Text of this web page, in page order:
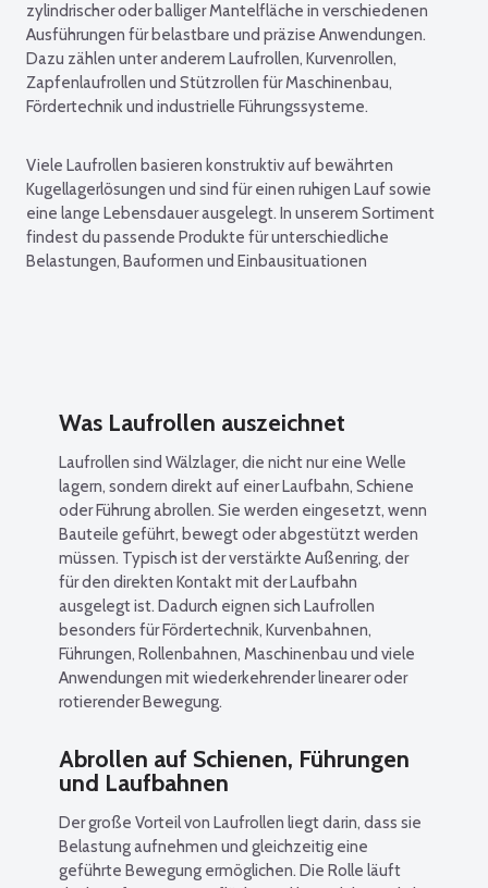
zylindrischer oder balliger Mantelfläche in verschiedenen
Ausführungen für belastbare und präzise Anwendungen.
Dazu zählen unter anderem Laufrollen, Kurvenrollen,
Zapfenlaufrollen und Stützrollen für Maschinenbau,
Fördertechnik und industrielle Führungssysteme.
Viele Laufrollen basieren konstruktiv auf bewährten
Kugellagerlösungen und sind für einen ruhigen Lauf sowie
eine lange Lebensdauer ausgelegt. In unserem Sortiment
findest du passende Produkte für unterschiedliche
Belastungen, Bauformen und Einbausituationen
Was Laufrollen auszeichnet
Laufrollen sind Wälzlager, die nicht nur eine Welle
lagern, sondern direkt auf einer Laufbahn, Schiene
oder Führung abrollen. Sie werden eingesetzt, wenn
Bauteile geführt, bewegt oder abgestützt werden
müssen. Typisch ist der verstärkte Außenring, der
für den direkten Kontakt mit der Laufbahn
ausgelegt ist. Dadurch eignen sich Laufrollen
besonders für Fördertechnik, Kurvenbahnen,
Führungen, Rollenbahnen, Maschinenbau und viele
Anwendungen mit wiederkehrender linearer oder
rotierender Bewegung.
Abrollen auf Schienen, Führungen
und Laufbahnen
Der große Vorteil von Laufrollen liegt darin, dass sie
Belastung aufnehmen und gleichzeitig eine
geführte Bewegung ermöglichen. Die Rolle läuft